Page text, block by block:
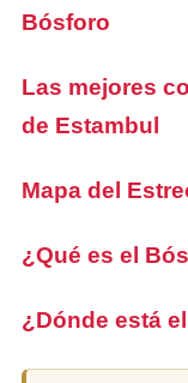
Bósforo
Las mejores
de Estambul
Mapa del
¿Qué es el
¿Dónde está